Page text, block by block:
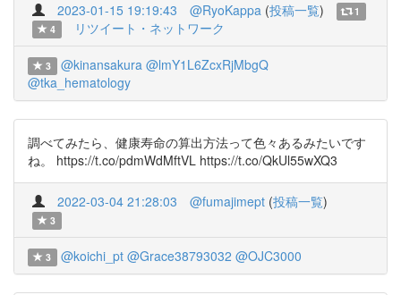
2023-01-15 19:19:43 @RyoKappa (投稿一覧)
1
4
リツイート・ネットワーク
3 @kinansakura @lmY1L6ZcxRjMbgQ
@tka_hematology
調べてみたら、健康寿命の算出方法って色々あるみたいです
ね。 https://t.co/pdmWdMftVL https://t.co/QkUl55wXQ3
2022-03-04 21:28:03 @fumajimept (投稿一覧)
3
3 @koichi_pt @Grace38793032 @OJC3000